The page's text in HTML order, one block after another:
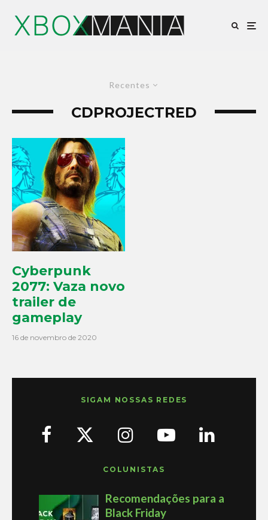
Recentes
CDPROJECTRED
Cyberpunk
2077: Vaza novo
trailer de
gameplay
16 de novembro de 2020
SIGAM NOSSAS REDES
COLUNISTAS
Recomendações para a
Black Friday